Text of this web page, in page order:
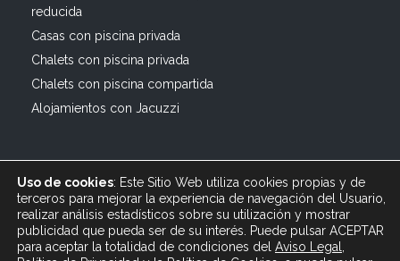
reducida
Casas con piscina privada
Chalets con piscina privada
Chalets con piscina compartida
Alojamientos con Jacuzzi
© 2019 All rights reserved Bagus Vacaciones :: Alquiler
Turístico Vacacional en España, Andalucía, Cádiz ·
Uso de cookies: Este Sitio Web utiliza cookies propias y de
terceros para mejorar la experiencia de navegación del Usuario,
realizar análisis estadísticos sobre su utilización y mostrar
publicidad que pueda ser de su interés. Puede pulsar ACEPTAR
para aceptar la totalidad de condiciones del Aviso Legal